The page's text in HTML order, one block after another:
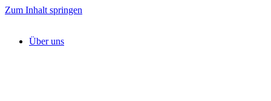
Zum Inhalt springen
Über uns